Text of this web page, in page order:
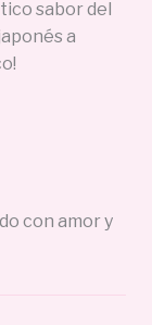
sabor del
a
con amor y